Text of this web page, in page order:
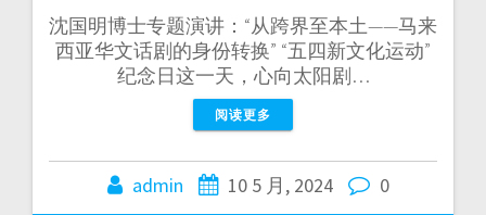
沈国明博士专题演讲：“从跨界至本土——马来
西亚华文话剧的身份转换” “五四新文化运动”
纪念日这一天，心向太阳剧…
阅读更多
admin 10 5 月, 2024 0